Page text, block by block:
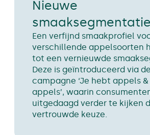
Nieuwe
smaaksegmentatie
Een verfijnd smaakprofiel
verschillende appelsoorten
tot een vernieuwde
Deze is geïntroduceerd via de
campagne ‘Je hebt appels
appels’, waarin
uitgedaagd verder te kijken
vertrouwde keuze.